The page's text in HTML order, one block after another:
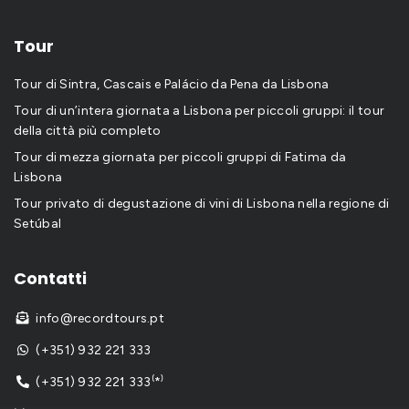
Tour
Tour di Sintra, Cascais e Palácio da Pena da Lisbona
Tour di un’intera giornata a Lisbona per piccoli gruppi: il tour
della città più completo
Tour di mezza giornata per piccoli gruppi di Fatima da
Lisbona
Tour privato di degustazione di vini di Lisbona nella regione di
Setúbal
Contatti
 info@recordtours.pt
 (+351) 932 221 333
 (+351) 932 221 333⁽*⁾